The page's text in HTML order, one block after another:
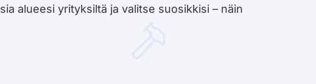
alueesi yrityksiltä ja valitse suosikkisi – näin